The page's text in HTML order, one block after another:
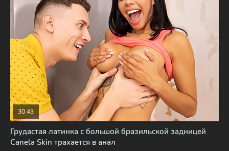
Грудастая латинка с большой бразильской задницей
Canela Skin трахается в анал
30:43